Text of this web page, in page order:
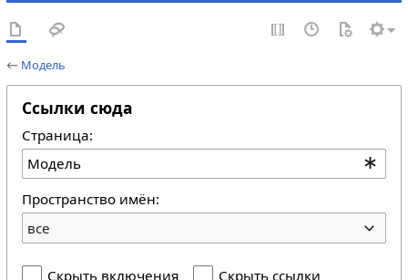
← Модель
Ссылки сюда
Страница:
Пространство имён:
все
Скрыть включения
Скрыть ссылки